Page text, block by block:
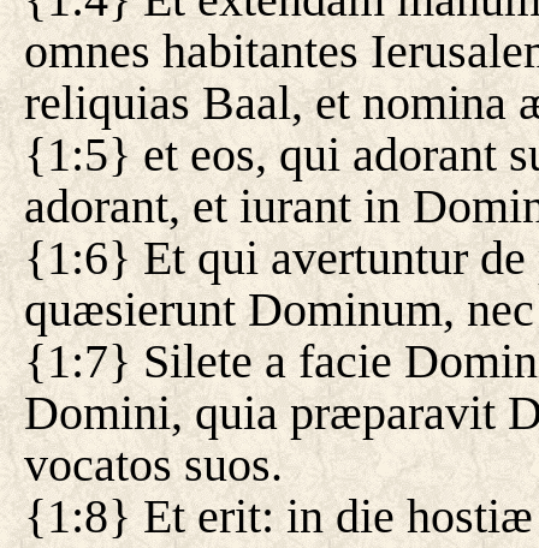
omnes habitantes
reliquias Baal, et nomina
{1:5} et eos, qui adorant
adorant, et iurant in
{1:6} Et qui avertuntur
quæsierunt Dominum,
{1:7} Silete a facie
Domini, quia præparavit
vocatos suos.
{1:8} Et erit: in die